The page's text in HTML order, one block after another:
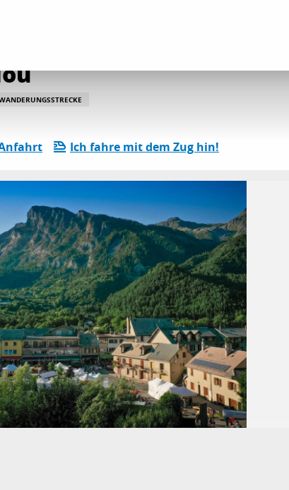
Ich fahre mit dem Zug hin!